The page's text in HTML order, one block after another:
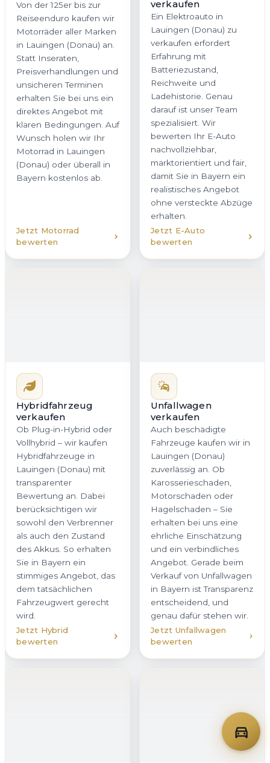
Statt Inseraten,
Preisverhandlungen und
unsicheren Terminen
klaren Bedingungen. Auf
Wunsch holen wir Ihr
(Donau) oder überall in
Bayern kostenlos ab.
bewerten
Ein Elektroauto in
verkaufen erfordert
Batteriezustand,
bewerten Ihr E-Auto
marktorientiert und fair,
realistisches Angebot
ohne versteckte Abzüge
bewerten
Hybridfahrzeug
verkaufen
Ob Plug-in-Hybrid oder
Vollhybrid – wir kaufen
Hybridfahrzeuge in
Lauingen (Donau) mit
transparenter
Bewertung an. Dabei
berücksichtigen wir
sowohl den Verbrenner
stimmiges Angebot, das
dem tatsächlichen
bewerten
Unfallwagen
verkaufen
Auch beschädigte
Fahrzeuge kaufen wir in
Lauingen (Donau)
zuverlässig an. Ob
Karosserieschaden,
Motorschaden oder
erhalten bei uns eine
und ein verbindliches
Verkauf von Unfallwagen
in Bayern ist Transparenz
entscheidend, und
genau dafür stehen wir.
Jetzt Unfallwagen
bewerten